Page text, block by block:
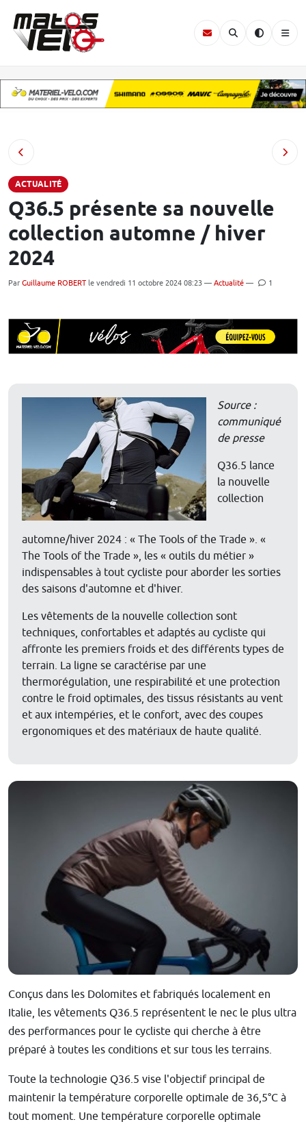
ACTUALITÉ
Q36.5 présente sa nouvelle
collection automne / hiver
2024
Par Guillaume ROBERT le vendredi 11 octobre 2024 08:23 — Actualité — 1
Source :
communiqué
de presse
Q36.5 lance
la nouvelle
collection
automne/hiver 2024 : « The Tools of the Trade ». «
The Tools of the Trade », les « outils du métier »
indispensables à tout cycliste pour aborder les sorties
des saisons d'automne et d'hiver.
Les vêtements de la nouvelle collection sont
techniques, confortables et adaptés au cycliste qui
affronte les premiers froids et des différents types de
terrain. La ligne se caractérise par une
thermorégulation, une respirabilité et une protection
contre le froid optimales, des tissus résistants au vent
et aux intempéries, et le confort, avec des coupes
ergonomiques et des matériaux de haute qualité.
Conçus dans les Dolomites et fabriqués localement en
Italie, les vêtements Q36.5 représentent le nec le plus ultra
des performances pour le cycliste qui cherche à être
préparé à toutes les conditions et sur tous les terrains.
Toute la technologie Q36.5 vise l'objectif principal de
maintenir la température corporelle optimale de 36,5°C à
tout moment. Une température corporelle optimale